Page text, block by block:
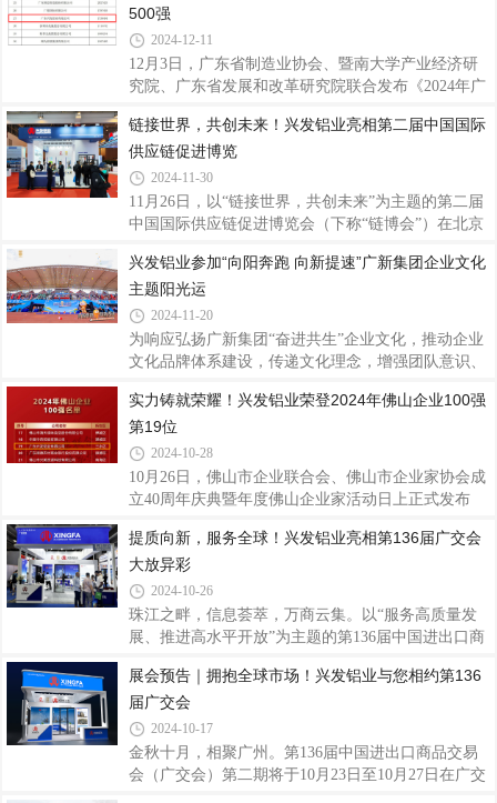
作，以标准推动企业创新发展，现已参与标准起草制
定超160项，并通过严格细分生产工序环节的工艺技
术文件和质量控制标准，不断完善形成完整的产品质
量保证体系，产品质量均超出国标，达到世界标准认
可。长期以来公司注重品牌商标的保护与管理，
500强
2024-12-11
12月3日，广东省制造业协会、暨南大学产业经济研
究院、广东省发展和改革研究院联合发布《2024年广
第27位，排名较去年上升了5位，再次展现了兴发铝
业在制造业领域的卓越实力和创新能力。据了
解，“广东省制造业500强”由省工业和信息化厅、省
发展改革委、省商务厅指导，暨南大学产业经济研究
院、省制造业协会、省发展和改革研究院主办评选，
主要依据进行测序，并由专家审核委员会审定发布。
自2013年启动评选以来，已连续举办12年，每年度发
布
链接世界，共创未来！兴发铝业亮相第二届中国国际
供应链促进博览
2024-11-30
11月26日，以“链接世界，共创未来”为主题的第二届
中国国际供应链促进博览会（下称“链博会”）在北京
材制造商之一，也是国家制造业单项冠军企业和广东
省战略性产业集群重点产业链“链主”企业，长期坚守
实业，立足主业，打造绿色现代数智化铝挤压产业
链，本次携带多款高品质系统门窗、铝型材产品及解
决方案集中展示兴发铝业智造的创新成果和实力，深
链为主题的国家级展会，致力于推动全球产业链供应
链的合作与发展。兴发铝业紧抓全球市场
兴发铝业参加“向阳奔跑 向新提速”广新集团企业文化
主题阳光运
2024-11-20
为响应弘扬广新集团“奋进共生”企业文化，推动企业
文化品牌体系建设，传递文化理念，增强团队意识、
向新提速”广新集团企业文化主题阳光运动节，丰富
员工体育文化生活，提高员工的凝聚力与向心力，
在“友谊第一，比赛第二”的体育运动精神中奋发向
上，共同参与和见证每一个精彩瞬间，携手共绘美
好“兴”篇章。伴随着激昂的开场表演，迎着阳光，踏
着笑容，以饱满的姿态依次登场，坚定的步伐，整齐
的队伍，多彩的演绎，亮点纷呈，每一个节拍
实力铸就荣耀！兴发铝业荣登2024年佛山企业100强
第19位
2024-10-28
10月26日，佛山市企业联合会、佛山市企业家协会成
立40周年庆典暨年度佛山企业家活动日上正式发布
企业100强三个榜单及佛山骨干企业调研成果，兴发
铝业凭借稳健的经营业绩和强大的综合实力，荣登
2024年佛山企业100强第19位、佛山制造业企业100强
第10位。兴发铝业40年来始终坚持“客户为本、品质
为纲、创新引领、匠心智造”的核心价值观，坚守实
产业链“链主”企业引领作用，不断强化产业链优势，
积极围绕产业链部署创新链，规范公司治理，稳健
提质向新，服务全球！兴发铝业亮相第136届广交会
大放异彩
2024-10-26
珠江之畔，信息荟萃，万商云集。以“服务高质量发
展、推进高水平开放”为主题的第136届中国进出口商
发铝业作为广交会参展的常客，聚焦全球市场需求，
深挖外贸发展潜力，积极亮相释放创新活力迎客来，
为全球用户提供高品质的系统门窗产品及解决方案，
以专业品质服务和产品硬实力向世界展示中国品牌的
风采，加速品牌全球化步伐。兴发铝业40年来始终坚
展会预告｜拥抱全球市场！兴发铝业与您相约第136
届广交会
2024-10-17
金秋十月，相聚广州。第136届中国进出口商品交易
会（广交会）第二期将于10月23日至10月27日在广交